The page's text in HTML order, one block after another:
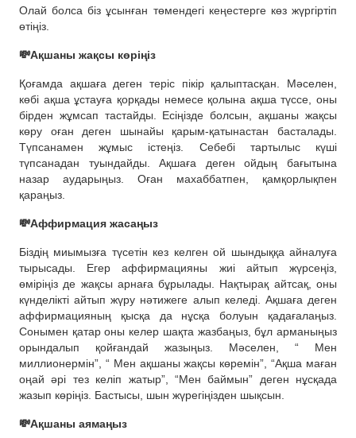
Олай болса біз ұсынған төмендегі кеңестерге көз жүргіртіп
өтіңіз.
💸Ақшаны жақсы көріңіз
Қоғамда ақшаға деген теріс пікір қалыптасқан. Мәселен,
көбі ақша ұстауға қорқады немесе қолына ақша түссе, оны
бірден жұмсап тастайды. Есіңізде болсын, ақшаны жақсы
көру оған деген шынайы қарым-қатынастан басталады.
Түпсанамен жұмыс істеңіз. Себебі тартылыс күші
түпсанадан туындайды. Ақшаға деген ойдың бағытына
назар аударыңыз. Оған махаббатпен, қамқорлықпен
қараңыз.
💸Аффирмация жасаңыз
Біздің миымызға түсетін кез келген ой шындыққа айналуға
тырысады. Егер аффирмацияны жиі айтып жүрсеңіз,
өміріңіз де жақсы арнаға бұрылады. Нақтырақ айтсақ, оны
күнделікті айтып жүру нәтижеге алып келеді. Ақшаға деген
аффирмацияның қысқа да нұсқа болуын қадағалаңыз.
Сонымен қатар оны келер шақта жазбаңыз, бұл арманыңыз
орындалып қойғандай жазыңыз. Мәселен, “ Мен
миллионермін”, “ Мен ақшаны жақсы көремін”, “Ақша маған
оңай әрі тез келіп жатыр”, “Мен баймын” деген нұсқада
жазып көріңіз. Бастысы, шын жүрегіңізден шықсын.
💸Ақшаны аямаңыз